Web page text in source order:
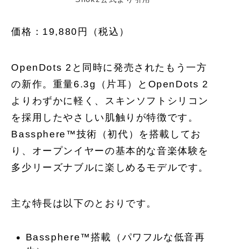
価格：19,880円（税込）
OpenDots 2と同時に発売されたもう一方
の新作。重量6.3g（片耳）とOpenDots 2
よりわずかに軽く、スキンソフトシリコン
を採用したやさしい肌触りが特徴です。
Bassphere™技術（初代）を搭載してお
り、オープンイヤーの基本的な音楽体験を
多少リーズナブルに楽しめるモデルです。
主な特長は以下のとおりです。
Bassphere™搭載（パワフルな低音再